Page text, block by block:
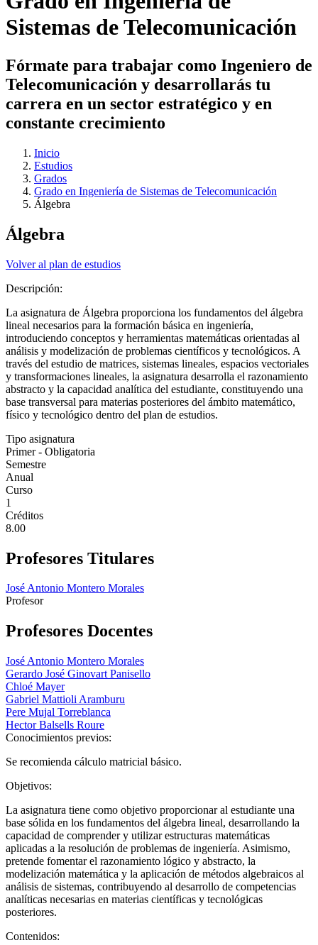
Sistemas de Telecomunicación
Fórmate para trabajar como Ingeniero de
Telecomunicación y desarrollarás tu
carrera en un sector estratégico y en
constante crecimiento
Inicio
Estudios
Grados
Grado en Ingeniería de Sistemas de Telecomunicación
Álgebra
Álgebra
Volver al plan de estudios
Descripción:
La asignatura de Álgebra proporciona los fundamentos del álgebra
lineal necesarios para la formación básica en ingeniería,
introduciendo conceptos y herramientas matemáticas orientadas al
análisis y modelización de problemas científicos y tecnológicos. A
través del estudio de matrices, sistemas lineales, espacios vectoriales
y transformaciones lineales, la asignatura desarrolla el razonamiento
abstracto y la capacidad analítica del estudiante, constituyendo una
base transversal para materias posteriores del ámbito matemático,
físico y tecnológico dentro del plan de estudios.
Tipo asignatura
Primer - Obligatoria
Semestre
Anual
Curso
1
Créditos
8.00
Profesores Titulares
José Antonio Montero Morales
Profesor
Profesores Docentes
José Antonio Montero Morales
Gerardo José Ginovart Panisello
Chloé Mayer
Gabriel Mattioli Aramburu
Pere Mujal Torreblanca
Hector Balsells Roure
Conocimientos previos:
Se recomienda cálculo matricial básico.
Objetivos:
La asignatura tiene como objetivo proporcionar al estudiante una
base sólida en los fundamentos del álgebra lineal, desarrollando la
capacidad de comprender y utilizar estructuras matemáticas
aplicadas a la resolución de problemas de ingeniería. Asimismo,
pretende fomentar el razonamiento lógico y abstracto, la
modelización matemática y la aplicación de métodos algebraicos al
análisis de sistemas, contribuyendo al desarrollo de competencias
analíticas necesarias en materias científicas y tecnológicas
posteriores.
Contenidos: